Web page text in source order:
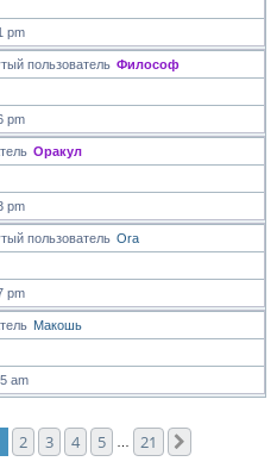
pm
пользователь Философ
pm
Оракул
pm
пользователь Ora
pm
Макошь
am
1 из
2 3 4 5 21